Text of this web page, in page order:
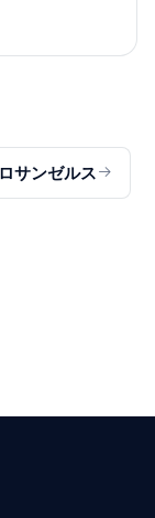
サンゼルス